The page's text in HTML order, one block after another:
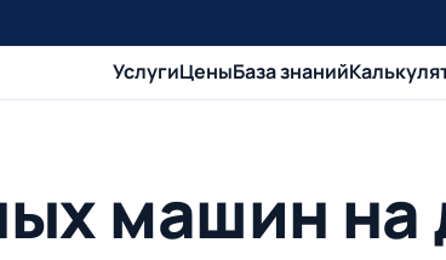
УслугиЦеныБаза знаний
машин на